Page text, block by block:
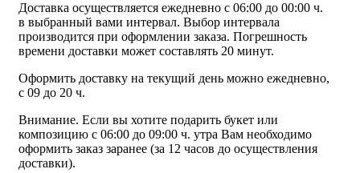
Доставка осуществляется ежедневно с 06:00 до 00:00 ч.
в выбранный вами интервал. Выбор интервала
производится при оформлении заказа. Погрешность
времени доставки может составлять 20 минут.
Оформить доставку на текущий день можно ежедневно,
с 09 до 20 ч.
Внимание. Если вы хотите подарить букет или
композицию с 06:00 до 09:00 ч. утра Вам необходимо
оформить заказ заранее (за 12 часов до осуществления
доставки).